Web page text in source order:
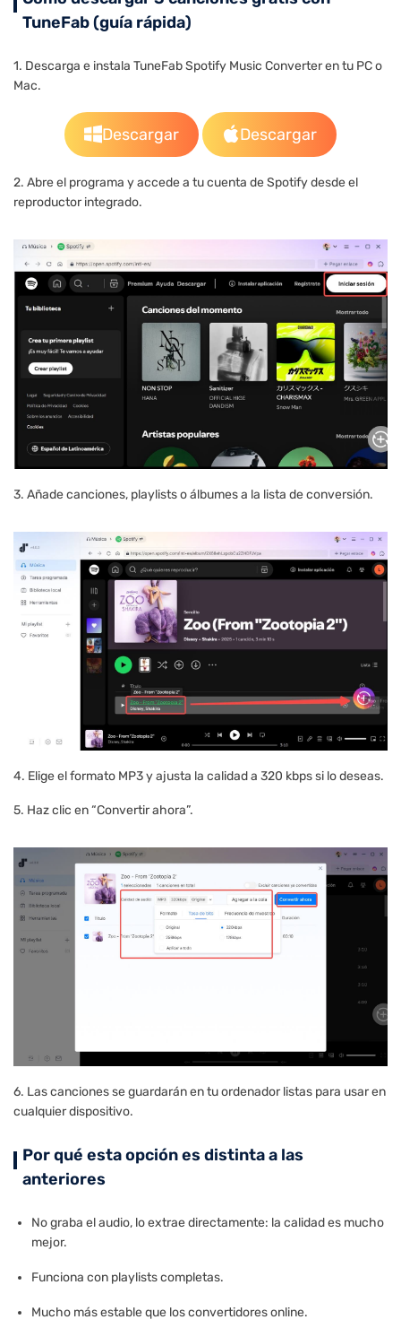
TuneFab (guía rápida)
1. Descarga e instala TuneFab Spotify Music Converter en tu PC o
Mac.
Descargar Descargar
2. Abre el programa y accede a tu cuenta de Spotify desde el
reproductor integrado.
3. Añade canciones, playlists o álbumes a la lista de conversión.
4. Elige el formato MP3 y ajusta la calidad a 320 kbps si lo deseas.
5. Haz clic en “Convertir ahora”.
6. Las canciones se guardarán en tu ordenador listas para usar en
cualquier dispositivo.
Por qué esta opción es distinta a las
anteriores
No graba el audio, lo extrae directamente: la calidad es mucho
mejor.
Funciona con playlists completas.
Mucho más estable que los convertidores online.